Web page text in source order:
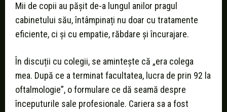
Mii de copii au pășit de-a lungul anilor pragul
cabinetului său, întâmpinați nu doar cu tratamente
eficiente, ci și cu empatie, răbdare și încurajare.
În discuții cu colegii, se amintește că „era colega
mea. După ce a terminat facultatea, lucra de prin 92 la
oftalmologie”, o formulare ce dă seamă despre
începuturile sale profesionale. Cariera sa a fost